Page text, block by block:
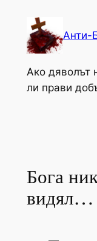
съдържанието
Анти-
Ако дяволът
ли прави
Бога
видял…